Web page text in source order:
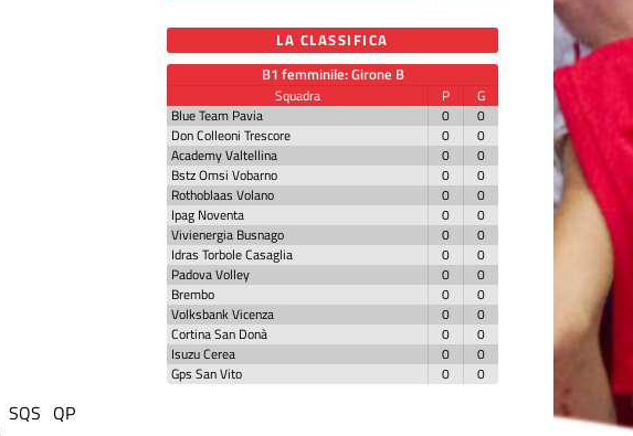
SQS QP
LA CLASSIFICA
B1 femminile: Girone B
Squadra P
G
Blue Team Pavia
0
0
Don Colleoni Trescore
0
0
Academy Valtellina
0
0
Bstz Omsi Vobarno
0
0
Rothoblaas Volano
0
0
Ipag Noventa
0
0
Vivienergia Busnago
0
0
Idras Torbole Casaglia
0
0
Padova Volley
0
0
Brembo
0
0
Volksbank Vicenza
0
0
Cortina San Donà
0
0
Isuzu Cerea
0
0
Gps San Vito
0 0